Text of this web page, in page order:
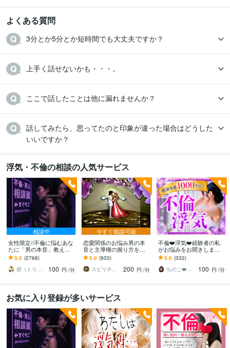
よくある質問
3分とか5分とか短時間でも大丈夫ですか？
上手く話せないかも・・・。
ここで話したことは他に漏れませんか？
話してみたら、思ってたのと印象が違った場合はどうした
いいですか？
浮気・不倫の相談の人気サービス
相談中
女性限定//不倫に悩むあな
たに「男の本音」教えま
す 彼の言葉は本当なの？
【言葉と裏腹な彼の行動
の意味】を教えます
5.0 (2768)
砦（トリデ）
100 円 /分
今すぐ相談可能
恋愛関係のお悩み男の本
音と主導権の握り方を教
えます 発言、行動から彼
の本音が全てが丸わか
り！全部教えます。
5.0 (933)
スピリチュアルカウンセラーすすむ
200 円 /分
不倫❤️浮気❤️経験者の私
がお悩みをお聞きします
不倫/W不倫/浮気/セフレ/
証拠/離婚/夫婦/関係修復/
レス
5.0 (332)
ちのこ❤️ポジティブカウンセラー
100 円 /分
お気に入り登録が多いサービス